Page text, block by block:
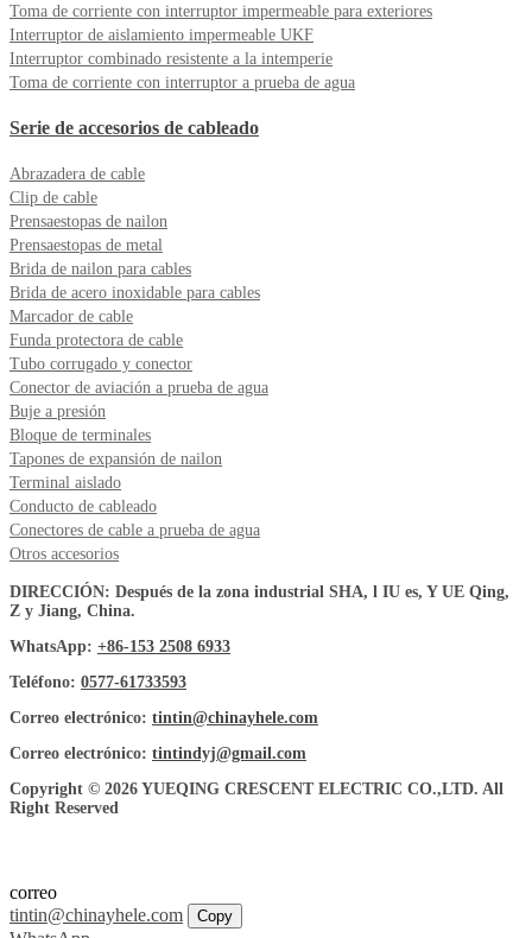
Toma de corriente con interruptor impermeable para exteriores
Interruptor de aislamiento impermeable UKF
Interruptor combinado resistente a la intemperie
Toma de corriente con interruptor a prueba de agua
Serie de accesorios de cableado
Abrazadera de cable
Clip de cable
Prensaestopas de nailon
Prensaestopas de metal
Brida de nailon para cables
Brida de acero inoxidable para cables
Marcador de cable
Funda protectora de cable
Tubo corrugado y conector
Conector de aviación a prueba de agua
Buje a presión
Bloque de terminales
Tapones de expansión de nailon
Terminal aislado
Conducto de cableado
Conectores de cable a prueba de agua
Otros accesorios
DIRECCIÓN: Después de la zona industrial SHA, l IU es, Y UE Qing,
Z y Jiang, China.
WhatsApp: +86-153 2508 6933
Teléfono: 0577-61733593
Correo electrónico: tintin@chinayhele.com
Correo electrónico: tintindyj@gmail.com
Copyright © 2026 YUEQING CRESCENT ELECTRIC CO.,LTD. All
Right Reserved
correo
tintin@chinayhele.com
Copy